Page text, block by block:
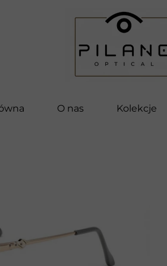
O nas Kolekcje